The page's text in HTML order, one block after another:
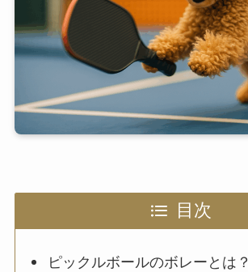
目次
ピックルボールのボレーとは？